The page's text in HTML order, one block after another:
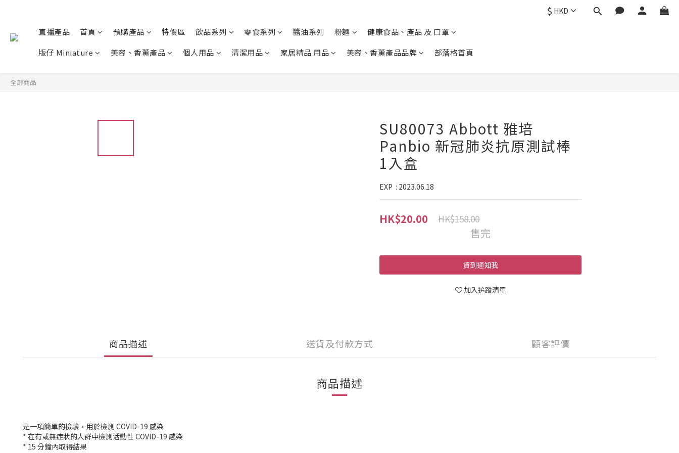
$ HKD
直播產品 首頁 預購產品 特價區 飲品系列 零食系列 醬油系列 粉麵
健康食品、產品 及 口罩
版仔 Miniature
美容、香薰產品 個人用品 清潔用品 家居精品 用品 美容、香薰產品品牌 部落格首頁
全部商品
SU80073 Abbott 雅培
Panbio 新冠肺炎抗原測試棒
1入盒
EXP  : 2023.06.18
HK$20.00 HK$158.00
售完
貨到通知我
加入追蹤清單
商品描述 送貨及付款方式 顧客評價
商品描述
是一項簡單的檢驗，用於檢測 COVID-19 感染
* 在有或無症狀的人群中檢測活動性 COVID-19 感染
* 15 分鐘內取得結果